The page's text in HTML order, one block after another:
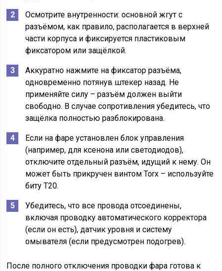
Осмотрите внутренности: основной жгут с
разъёмом, как правило, располагается в верхней
части корпуса и фиксируется пластиковым
фиксатором или защёлкой.
Аккуратно нажмите на фиксатор разъёма,
одновременно потянув штекер назад. Не
применяйте силу – разъём должен выйти
свободно. В случае сопротивления убедитесь, что
защёлка полностью разблокирована.
Если на фаре установлен блок управления
(например, для ксенона или светодиодов),
отключите отдельный разъём, идущий к нему. Он
может быть прикручен винтом Torx – используйте
биту T20.
Убедитесь, что все провода отсоединены,
включая проводку автоматического корректора
(если он есть), датчик уровня и систему
омывателя (если предусмотрен подогрев).
После полного отключения проводки фара готова к